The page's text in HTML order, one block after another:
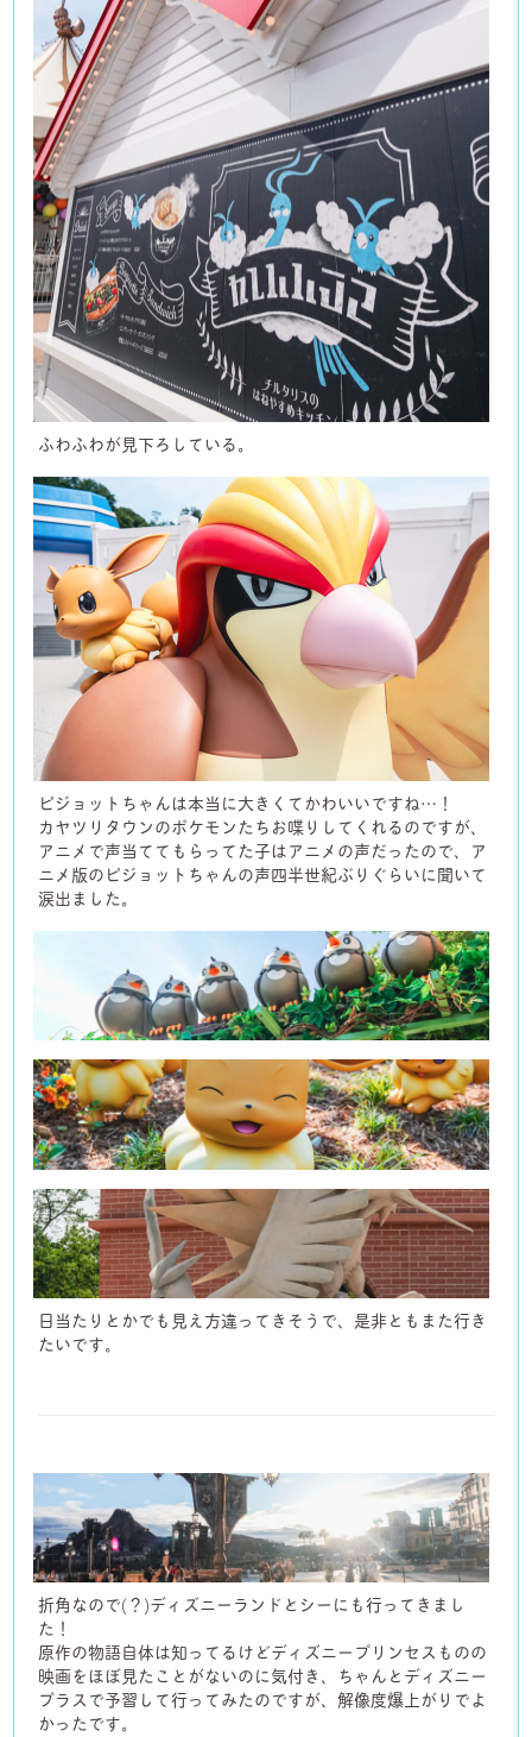
ふわふわが見下ろしている。
ピジョットちゃんは本当に大きくてかわいいですね…！
カヤツリタウンのポケモンたちお喋りしてくれるのですが、
アニメで声当ててもらってた子はアニメの声だったので、ア
ニメ版のピジョットちゃんの声四半世紀ぶりぐらいに聞いて
涙出ました。
日当たりとかでも見え方違ってきそうで、是非ともまた行き
たいです。
折角なので(？)ディズニーランドとシーにも行ってきまし
た！
原作の物語自体は知ってるけどディズニープリンセスものの
映画をほぼ見たことがないのに気付き、ちゃんとディズニー
プラスで予習して行ってみたのですが、解像度爆上がりでよ
かったです。